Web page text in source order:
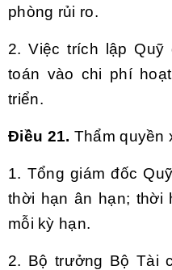
phòng rủi ro.
2. Việc trích lập
toán vào chi phí
triển.
Điều 21. Thẩm quyền
1. Tổng giám đốc
thời hạn ân hạn; thời
mỗi kỳ hạn.
2. Bộ trưởng Bộ Tài